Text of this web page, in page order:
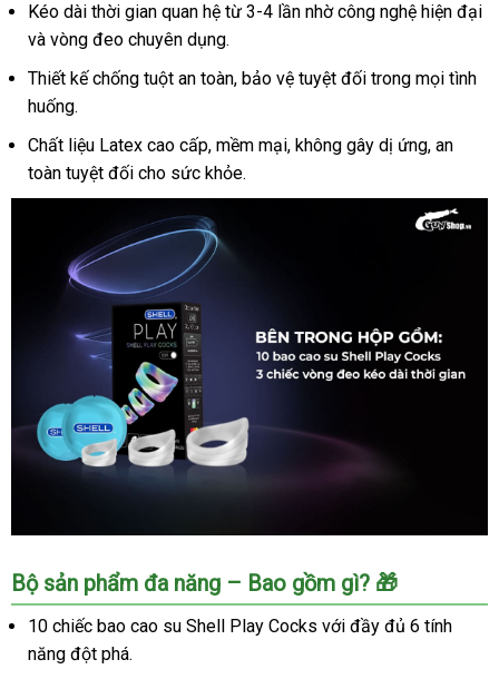
đeo
kéo
cực
bền
Kéo dài thời gian quan hệ từ 3-4 lần nhờ công nghệ hiện đại
và vòng đeo chuyên dụng.
Thiết kế chống tuột an toàn, bảo vệ tuyệt đối trong mọi tình
huống.
Chất liệu Latex cao cấp, mềm mại, không gây dị ứng, an
toàn tuyệt đối cho sức khỏe.
Bao
cao
su
Shell
Play
Bộ sản phẩm đa năng – Bao gồm gì? 🎁
10 chiếc bao cao su Shell Play Cocks với đầy đủ 6 tính
năng đột phá.